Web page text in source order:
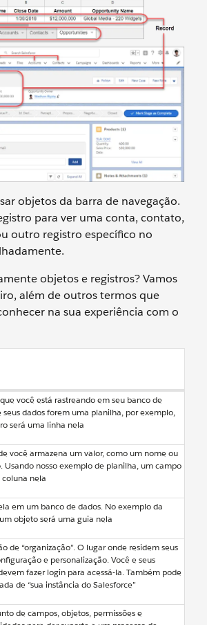
objetos da barra de navegação.
para ver uma conta, contato,
outro registro específico no
objetos e registros? Vamos
além de outros termos que
na sua experiência com o
você está rastreando em seu banco de
seus dados forem uma planilha, por exemplo,
será uma linha nela
você armazena um valor, como um nome ou
Usando nosso exemplo de planilha, um campo
nela
em um banco de dados. No exemplo da
objeto será uma guia nela
de “organização”. O lugar onde residem seus
e personalização. Você e seus
fazer login para acessá-la. Também pode
de “sua instância do Salesforce”
de campos, objetos, permissões e